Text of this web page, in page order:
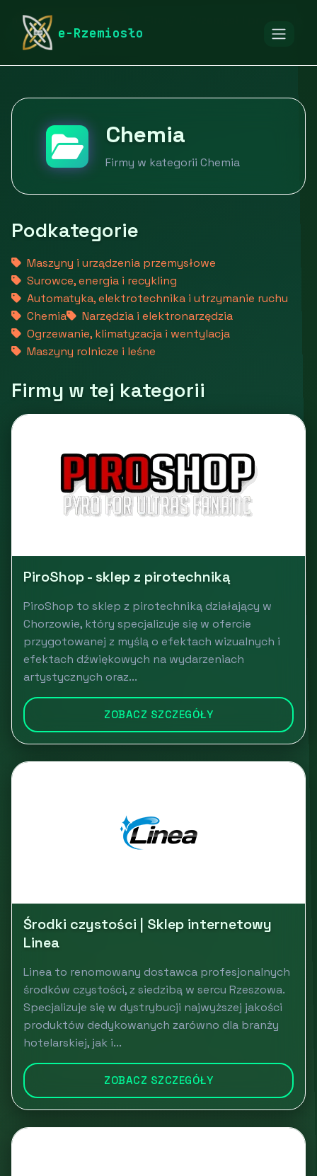
e-Rzemiosło
rymarstwo-poznan.pl
Chemia
Chemia
Firmy w kategorii Chemia
Podkategorie
Maszyny i urządzenia przemysłowe
Surowce, energia i recykling
Automatyka, elektrotechnika i utrzymanie ruchu
Chemia
Narzędzia i elektronarzędzia
Ogrzewanie, klimatyzacja i wentylacja
Maszyny rolnicze i leśne
Firmy w tej kategorii
PiroShop - sklep z pirotechniką
PiroShop to sklep z pirotechniką działający w
Chorzowie, który specjalizuje się w ofercie
przygotowanej z myślą o efektach wizualnych i
efektach dźwiękowych na wydarzeniach
artystycznych oraz...
ZOBACZ SZCZEGÓŁY
Środki czystości | Sklep internetowy
Linea
Linea to renomowany dostawca profesjonalnych
środków czystości, z siedzibą w sercu Rzeszowa.
Specjalizuje się w dystrybucji najwyższej jakości
produktów dedykowanych zarówno dla branży
hotelarskiej, jak i...
ZOBACZ SZCZEGÓŁY